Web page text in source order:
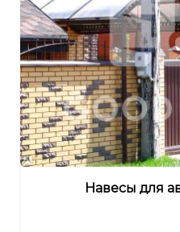
Навесы для